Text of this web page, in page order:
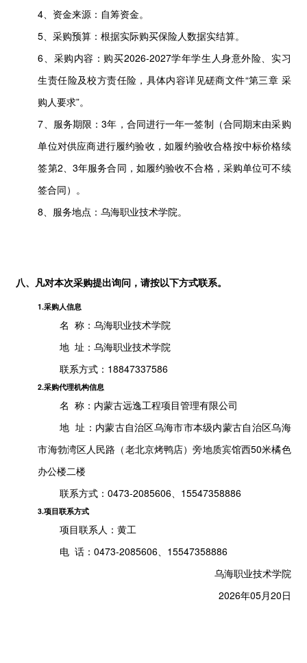
4、资金来源：自筹资金。
5、采购预算：根据实际购买保险人数据实结算。
6、采购内容：购买2026-2027学年学生人身意外险、实习
生责任险及校方责任险，具体内容详见磋商文件“第三章 采
购人要求”。
7、服务期限：3年，合同进行一年一签制（合同期末由采购
单位对供应商进行履约验收，如履约验收合格按中标价格续
签第2、3年服务合同，如履约验收不合格，采购单位可不续
签合同）。
8、服务地点：乌海职业技术学院。
八、凡对本次采购提出询问，请按以下方式联系。
1.采购人信息
名 称：乌海职业技术学院
地 址：乌海职业技术学院
联系方式： 18847337586
2.采购代理机构信息
名 称： 内蒙古远逸工程项目管理有限公司
地 址： 内蒙古自治区乌海市市本级内蒙古自治区乌海
市海勃湾区人民路（老北京烤鸭店）旁地质宾馆西50米橘色
办公楼二楼
联系方式：0473-2085606、15547358886
3.项目联系方式
项目联系人：黄工
电 话：0473-2085606、15547358886
乌海职业技术学院
2026年05月20日